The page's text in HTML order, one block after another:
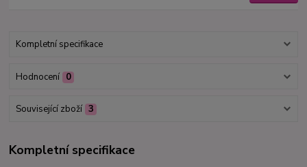
Kompletní specifikace
Hodnocení 0
Související zboží 3
Kompletní specifikace